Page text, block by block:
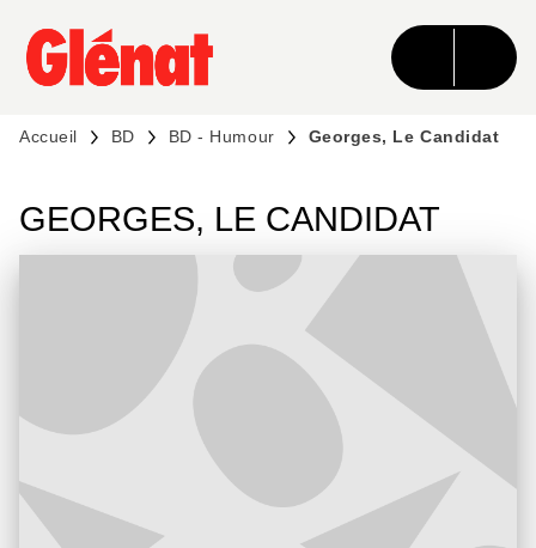
MENU RECHERCHE CONTENU
PIED DE PAGE
Accueil BD BD - Humour Georges, Le Candidat
GEORGES, LE CANDIDAT